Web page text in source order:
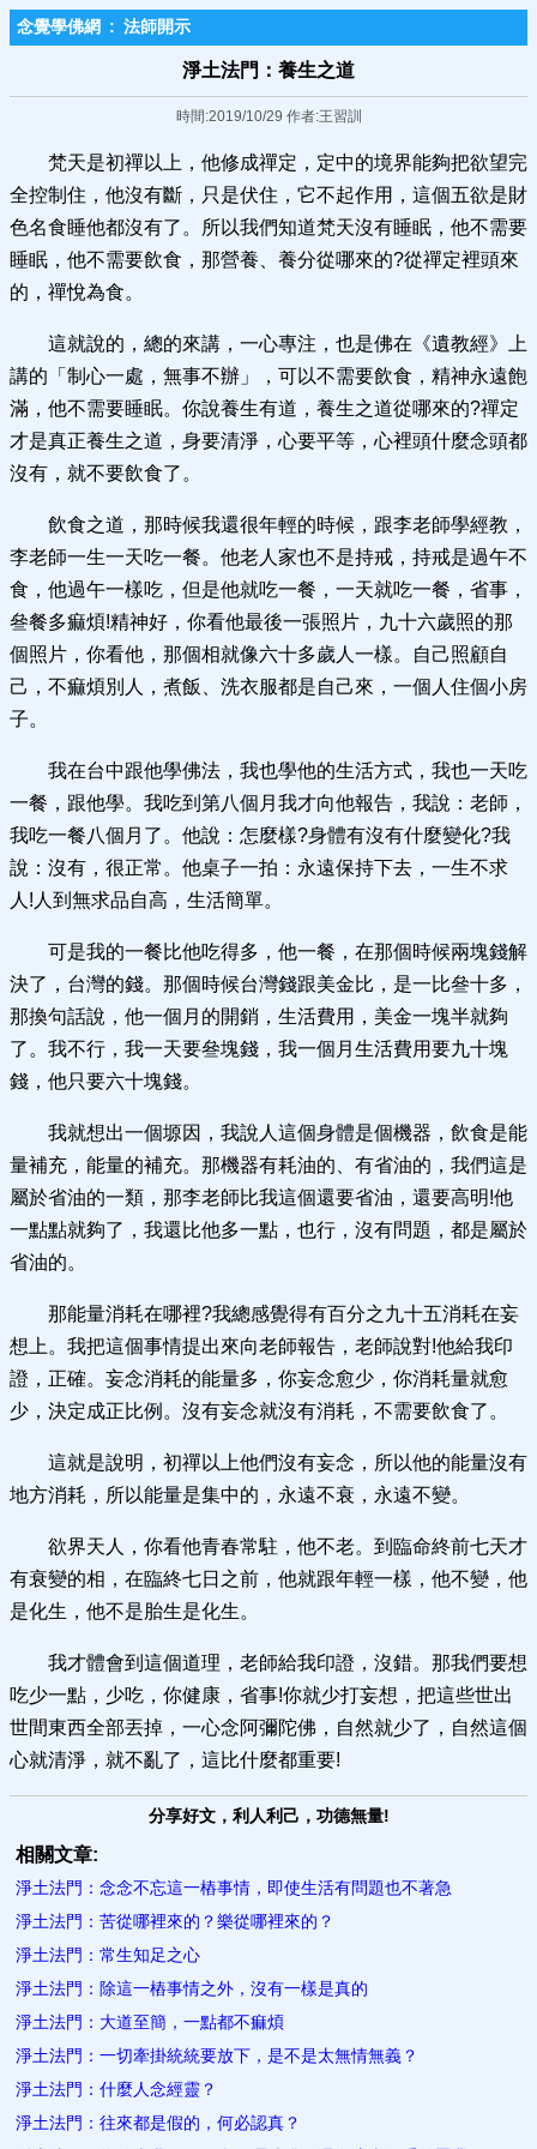
念覺學佛網 : 法師開示
淨土法門：養生之道
時間:2019/10/29 作者:王習訓
梵天是初禪以上，他修成禪定，定中的境界能夠把欲望完
全控制住，他沒有斷，只是伏住，它不起作用，這個五欲是財
色名食睡他都沒有了。所以我們知道梵天沒有睡眠，他不需要
睡眠，他不需要飲食，那營養、養分從哪來的?從禪定裡頭來
的，禪悅為食。
這就說的，總的來講，一心專注，也是佛在《遺教經》上
講的「制心一處，無事不辦」，可以不需要飲食，精神永遠飽
滿，他不需要睡眠。你說養生有道，養生之道從哪來的?禪定
才是真正養生之道，身要清淨，心要平等，心裡頭什麼念頭都
沒有，就不要飲食了。
飲食之道，那時候我還很年輕的時候，跟李老師學經教，
李老師一生一天吃一餐。他老人家也不是持戒，持戒是過午不
食，他過午一樣吃，但是他就吃一餐，一天就吃一餐，省事，
叄餐多痲煩!精神好，你看他最後一張照片，九十六歲照的那
個照片，你看他，那個相就像六十多歲人一樣。自己照顧自
己，不痲煩別人，煮飯、洗衣服都是自己來，一個人住個小房
子。
我在台中跟他學佛法，我也學他的生活方式，我也一天吃
一餐，跟他學。我吃到第八個月我才向他報告，我說：老師，
我吃一餐八個月了。他說：怎麼樣?身體有沒有什麼變化?我
說：沒有，很正常。他桌子一拍：永遠保持下去，一生不求
人!人到無求品自高，生活簡單。
可是我的一餐比他吃得多，他一餐，在那個時候兩塊錢解
決了，台灣的錢。那個時候台灣錢跟美金比，是一比叄十多，
那換句話說，他一個月的開銷，生活費用，美金一塊半就夠
了。我不行，我一天要叄塊錢，我一個月生活費用要九十塊
錢，他只要六十塊錢。
我就想出一個塬因，我說人這個身體是個機器，飲食是能
量補充，能量的補充。那機器有耗油的、有省油的，我們這是
屬於省油的一類，那李老師比我這個還要省油，還要高明!他
一點點就夠了，我還比他多一點，也行，沒有問題，都是屬於
省油的。
那能量消耗在哪裡?我總感覺得有百分之九十五消耗在妄
想上。我把這個事情提出來向老師報告，老師說對!他給我印
證，正確。妄念消耗的能量多，你妄念愈少，你消耗量就愈
少，決定成正比例。沒有妄念就沒有消耗，不需要飲食了。
這就是說明，初禪以上他們沒有妄念，所以他的能量沒有
地方消耗，所以能量是集中的，永遠不衰，永遠不變。
欲界天人，你看他青春常駐，他不老。到臨命終前七天才
有衰變的相，在臨終七日之前，他就跟年輕一樣，他不變，他
是化生，他不是胎生是化生。
我才體會到這個道理，老師給我印證，沒錯。那我們要想
吃少一點，少吃，你健康，省事!你就少打妄想，把這些世出
世間東西全部丟掉，一心念阿彌陀佛，自然就少了，自然這個
心就清淨，就不亂了，這比什麼都重要!
分享好文，利人利己，功德無量!
相關文章:
淨土法門：念念不忘這一樁事情，即使生活有問題也不著急
淨土法門：苦從哪裡來的？樂從哪裡來的？
淨土法門：常生知足之心
淨土法門：除這一樁事情之外，沒有一樣是真的
淨土法門：大道至簡，一點都不痲煩
淨土法門：一切牽掛統統要放下，是不是太無情無義？
淨土法門：什麼人念經靈？
淨土法門：往來都是假的，何必認真？